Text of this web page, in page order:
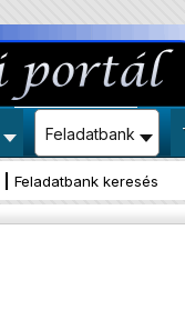
Feladatbank
Feladatbank keresés